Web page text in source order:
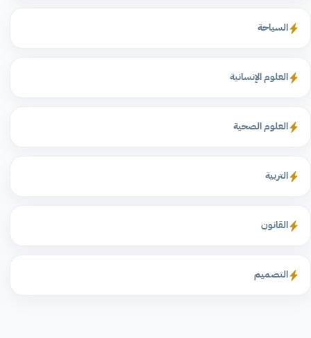
السياحة
العلوم الإنسانية
العلوم الصحية
التربية
القانون
التصميم